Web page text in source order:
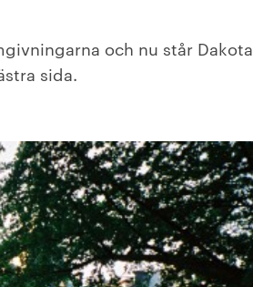
och nu står Dakota
sida.